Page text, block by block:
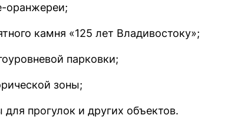
оранжереи;
камня «125 лет Владивостоку»;
парковки;
зоны;
для прогулок и других объектов.